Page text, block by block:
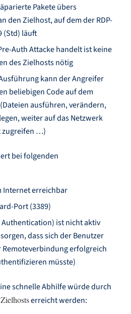
Pakete übers
den Zielhost, auf dem der RDP-
(Std) läuft
Auth Attacke handelt ist keine
des Zielhosts nötig
kann der Angreifer
beliebigen Code auf dem
ausführen, verändern,
weiter auf das Netzwerk
zugreifen …)
bei folgenden
Internet erreichbar
Port (3389)
Authentication) ist nicht aktiv
dass sich der Benutzer
Remoteverbindung erfolgreich
müsste)
schnelle Abhilfe würde durch
erreicht werden: